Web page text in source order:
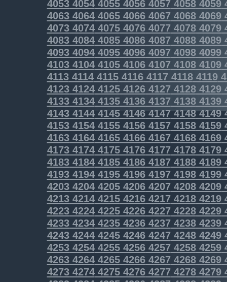
40534054405540564057 40584059
4063406440654066406740684069
40734074407540764077 40784079
40834084408540864087 40884089
40934094409540964097 40984099
41034104410541064107 41084109
41134114411541164117 41184119
41234124412541264127 41284129
41334134413541364137 41384139
4143414441454146414741484149
4153415441554156415741584159
4163416441654166416741684169
4173417441754176417741784179
4183418441854186418741884189
4193419441954196419741984199
4203420442054206420742084209
4213421442154216421742184219
4223422442254226422742284229
4233423442354236423742384239
4243424442454246424742484249
4253425442554256425742584259
4263426442654266426742684269
4273427442754276427742784279